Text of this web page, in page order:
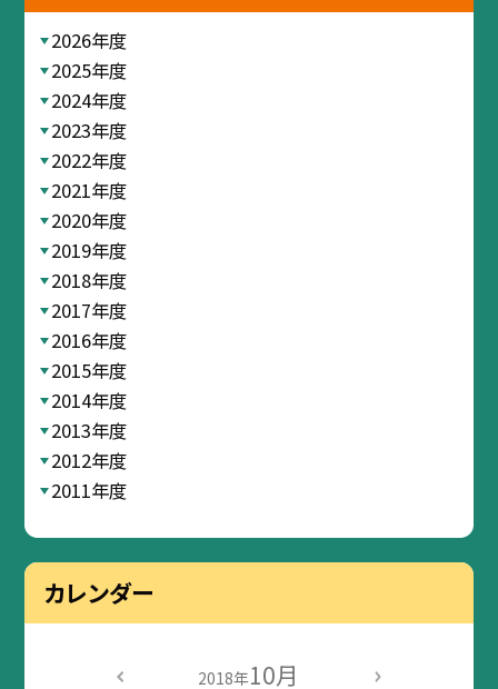
2026年度
2025年度
2024年度
2023年度
2022年度
2021年度
2020年度
2019年度
2018年度
2017年度
2016年度
2015年度
2014年度
2013年度
2012年度
2011年度
カレンダー
2018年10月